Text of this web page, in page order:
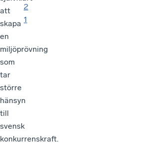
att
skapa
en
miljöprövning
som
tar
större
hänsyn
till
svensk
konkurrenskraft.
2
1